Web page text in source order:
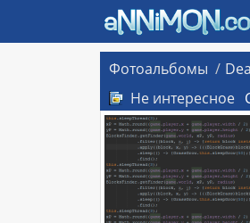
Фотоальбомы
Не интересное